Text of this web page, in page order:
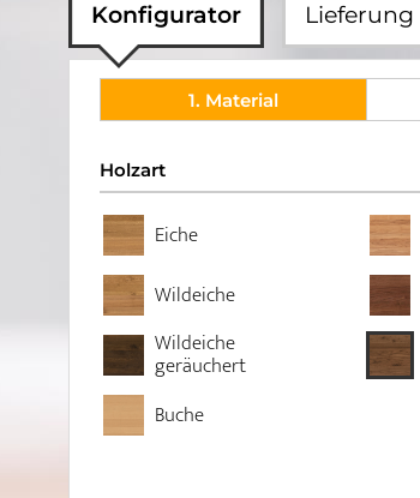
Konfigurator Lieferung
1. Material
Holzart
Eiche
Wildeiche
Wildeiche
geräuchert
Buche